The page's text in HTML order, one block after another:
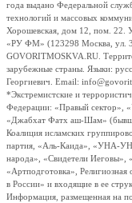
года выдано Федеральной
технологий и массовых
Хорошевская, дом 12, пом. 22.
«РУ ФМ» (123298 Москва, ул.
GOVORITMOSKVA.RU.
зарубежные страны. Языки:
Георгиевич. Email:
*Экстремистские и
Федерации: «Правый сектор»,
«Джабхат Фатх аш-Шам»
Коалиция исламских
партия, «Аль-Каида», «УНА-
народа», «Свидетели Иеговы»,
«Артподготовка», Религиозная
в России» и входящие в ее
Информация, размещенная на